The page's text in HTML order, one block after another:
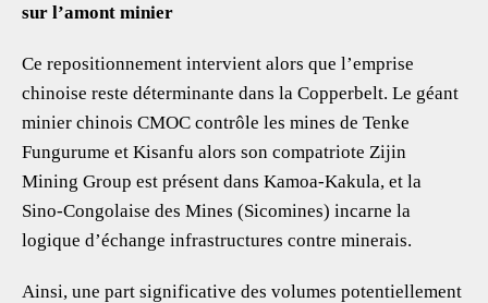
sur l’amont minier
Ce repositionnement intervient alors que l’emprise
chinoise reste déterminante dans la Copperbelt. Le géant
minier chinois CMOC contrôle les mines de Tenke
Fungurume et Kisanfu alors son compatriote Zijin
Mining Group est présent dans Kamoa-Kakula, et la
Sino-Congolaise des Mines (Sicomines) incarne la
logique d’échange infrastructures contre minerais.
Ainsi, une part significative des volumes potentiellement